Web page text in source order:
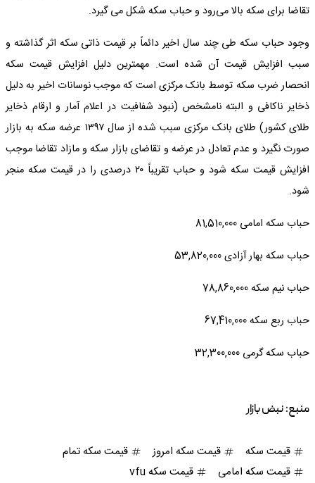
تقاضا برای سکه بالا می‌رود و حباب سکه شکل می­ گیرد.
وجود حباب سکه طی چند سال اخیر دائماً بر قیمت ذاتی سکه اثر گذاشته و
سبب افزایش قیمت آن شده است. مهمترین دلیل افزایش قیمت سکه
انحصار ضرب سکه توسط بانک مرکزی است که موجب نوسانات اخیر به دلیل
ذخایر ناکافی و البته نامشخص (نبود شفافیت در اعلام آمار و ارقام ذخایر
طلای کشور) طلای بانک مرکزی سبب شده از سال ۱۳۹۷ عرضه سکه به بازار
صورت نگیرد و عدم تعادل در عرضه و تقاضای بازار سکه و مازاد تقاضا موجب
افزایش قیمت سکه شود و حباب تقریباً ۲۰ درصدی را در قیمت سکه منجر
شود.
حباب سکه امامی 81,510,000
حباب سکه بهار آزادی 53,820,000
حباب نیم سکه 78,860,000
حباب ربع سکه 67,410,000
حباب سکه گرمی 32,300,000
منبع:نبض بازار
قیمت سکه قیمت سکه امروز
قیمت سکه تمام
قیمت سکه امامی
قیمت سکه vfu